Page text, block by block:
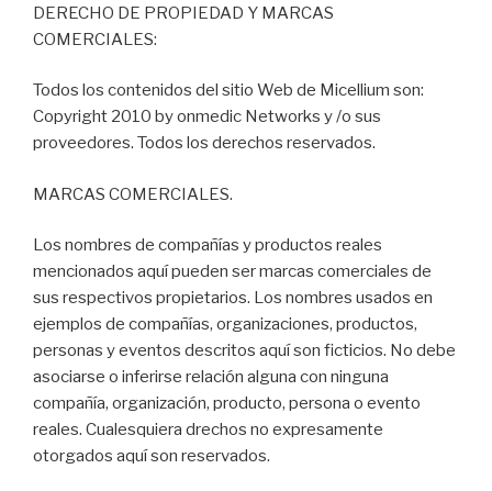
DERECHO DE PROPIEDAD Y MARCAS
COMERCIALES:
Todos los contenidos del sitio Web de Micellium son:
Copyright 2010 by onmedic Networks y /o sus
proveedores. Todos los derechos reservados.
MARCAS COMERCIALES.
Los nombres de compañías y productos reales
mencionados aquí pueden ser marcas comerciales de
sus respectivos propietarios. Los nombres usados en
ejemplos de compañías, organizaciones, productos,
personas y eventos descritos aquí son ficticios. No debe
asociarse o inferirse relación alguna con ninguna
compañía, organización, producto, persona o evento
reales. Cualesquiera drechos no expresamente
otorgados aquí son reservados.